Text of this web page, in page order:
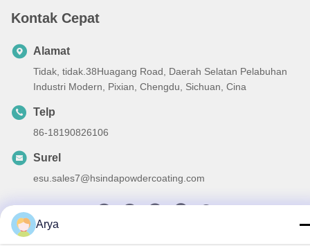
Kontak Cepat
Alamat
Tidak, tidak.38Huagang Road, Daerah Selatan Pelabuhan
Industri Modern, Pixian, Chengdu, Sichuan, Cina
Telp
86-18190826106
Surel
esu.sales7@hsindapowdercoating.com
Arya